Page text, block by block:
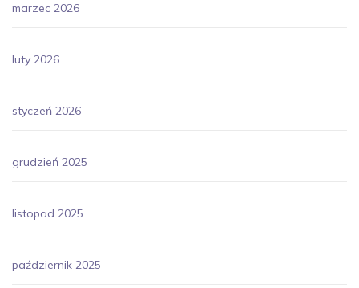
marzec 2026
luty 2026
styczeń 2026
grudzień 2025
listopad 2025
październik 2025